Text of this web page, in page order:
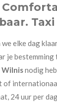
Taxi
elke dag
je
Wilnisnodig
of
24 uur per